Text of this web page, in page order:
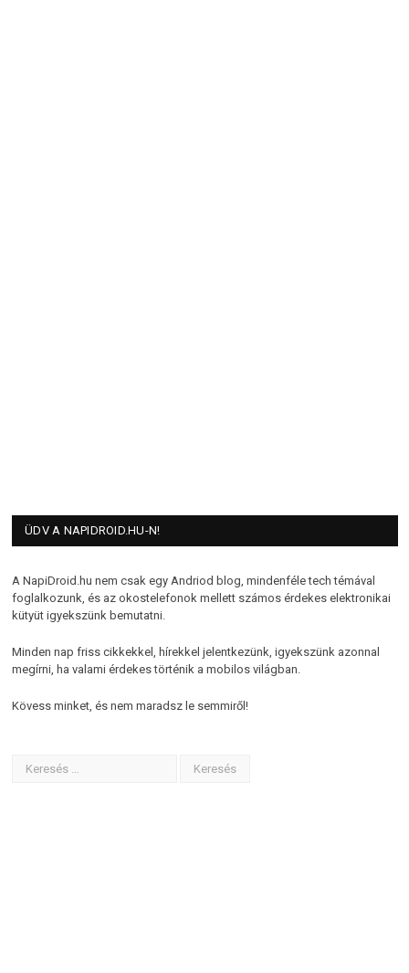
ÜDV A NAPIDROID.HU-N!
A NapiDroid.hu nem csak egy Andriod blog, mindenféle tech témával
foglalkozunk, és az okostelefonok mellett számos érdekes elektronikai
kütyüt igyekszünk bemutatni.
Minden nap friss cikkekkel, hírekkel jelentkezünk, igyekszünk azonnal
megírni, ha valami érdekes történik a mobilos világban.
Kövess minket, és nem maradsz le semmiről!